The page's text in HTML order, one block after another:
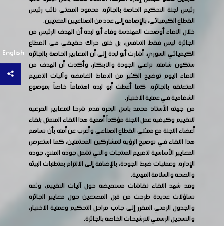
English
رئيس لجنة التحكيم الخاصة بالجائزة، محمود المفتي نائب رئيس
القطاع الكيميائي، بالإضافة إلى عدد من الصناعيين المعنيين.
خلال اللقاء أوضحت المهندسة وفاء أبو لبدة أن الهدف الرئيس من
الجائزة ليس فقط التنافس، بل خلق حراك حقيقي في القطاع
الكيميائي السوري، أشارت أبو لبدة إلى أن المعايير الخاصة بالجائزة
ستكون شاملة، تراعي الجودة والابتكار، وأكدت أن الهدف من
اللقاء اليوم توضيح الكثير من النقاط الغامضة وآليات التقييم
المتعلقة بالجائزة، كما أعطت أبو لبدة اهتماماً خاصاً بموضوع
الشفافية في عملية الاختيار.
من جهته الأستاذ محمد باسل البحرة قدم شرحا للمعايير الفرعية
للتقييم وكيفية عمل اللجنة مؤكداً أهمية هذا اللقاء المتمثل بلقاء
أعضاء اللجنة مع ممثلي القطاع الصناعي وأعرب عن أمله بأن تساهم
هذا اللقاء في توضيح الرؤية للمشاركين المحتملين، كما استعرض
المعايير الأساسية لتقييم المنتجات والتي تشمل جودة المنتج، جودة
الإدارة، وعمليات ضبط الجودة، بالإضافة إلى الالتزام بمتطلبات البيئة
والصحة والسلامة المهنية.
وقد شهد اللقاء نقاشات مستفيضة حول آليات التقييم، وثمة
تساؤلات عديدة طرحت من قبل المصنعين حول معايير الجائزة
والجدول الزمني المقرر إلى جانب مراحل التحكيم وعملية الاختيار،
والتسجيل الرسمي للترشيحات الخاصة بالجائزة.